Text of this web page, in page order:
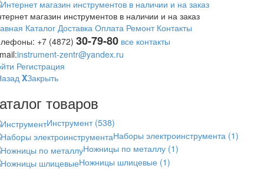
магазин инструментов в наличии и на заказ
Каталог Доставка Оплата Ремонт Контакты
+7 (4872) 30-79-80 все контакты
instrument-zentr@yandex.ru
Регистрация
XЗакрыть
товаров
Инструмент (538)
Наборы электроинструмента (1)
Ножницы по металлу (1)
Ножницы шлицевые (1)